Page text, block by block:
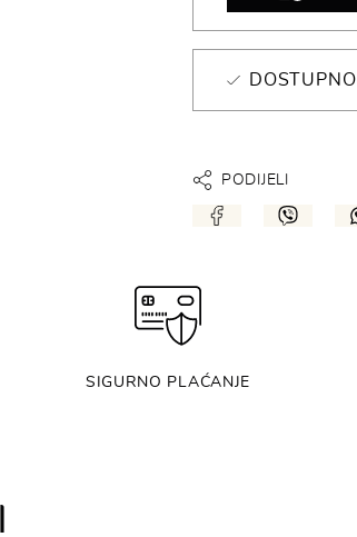
DOSTUPNO
PODIJELI
SIGURNO PLAĆANJE